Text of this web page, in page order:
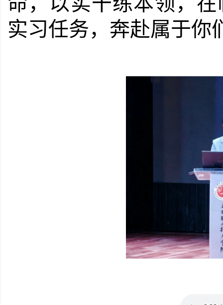
实习任务，奔赴属于你